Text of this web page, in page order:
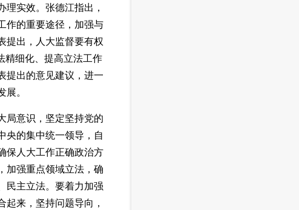
实效。张德江指出，
作的重要途径，加强与
提出，人大监督要有权
精细化、提高立法工作
提出的意见建议，进一
。
局意识，坚定坚持党的
央的集中统一领导，自
保人大工作正确政治方
加强重点领域立法，确
民主立法。要着力加强
来，坚持问题导向，